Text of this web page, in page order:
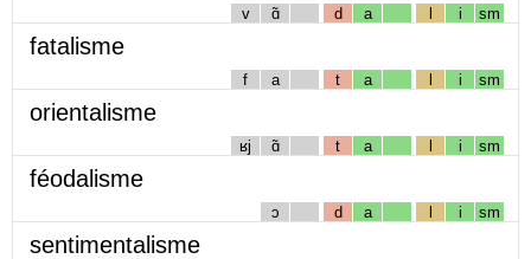
v ɑ̃ d a l i sm
fatalisme
f a t a l i sm
orientalisme
ʁj ɑ̃ t a l i sm
féodalisme
ɔ d a l i sm
sentimentalisme